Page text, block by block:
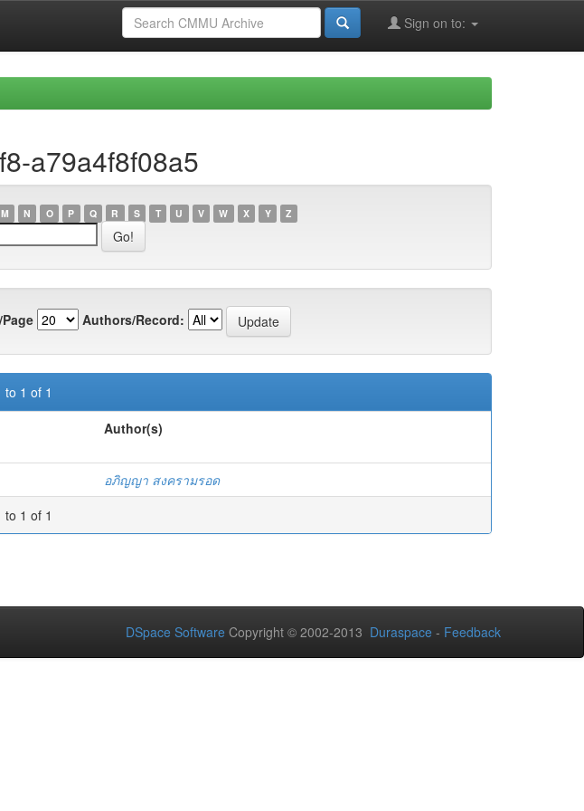
Sign on to:
a79a4f8f08a5
M N O P Q R S T U V W X Y Z
Authors/Record:
to 1 of 1
Author(s)
อภิญญา สงครามรอด
to 1 of 1
DSpace Software Copyright © 2002-2013 Duraspace - Feedback